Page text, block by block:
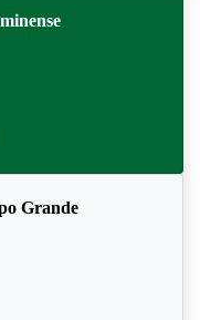
Grande